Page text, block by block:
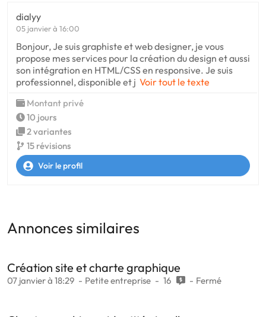
dialyy
05 janvier à 16:00
Bonjour, Je suis graphiste et web designer, je vous
propose mes services pour la création du design et aussi
son intégration en HTML/CSS en responsive. Je suis
professionnel, disponible et j Voir tout le texte
Montant privé
10 jours
2 variantes
15 révisions
Voir le profil
Annonces similaires
Création site et charte graphique
07 janvier à 18:29 Petite entreprise 16 Fermé